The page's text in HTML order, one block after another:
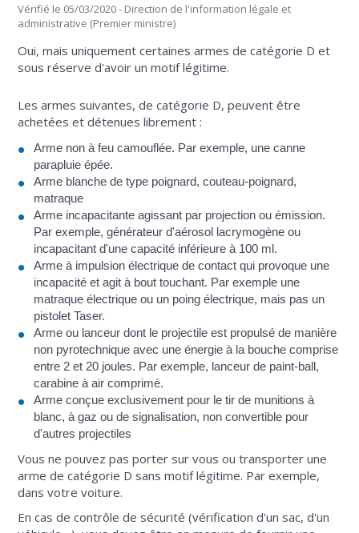
Vérifié le 05/03/2020 - Direction de l'information légale et
administrative (Premier ministre)
Oui, mais uniquement certaines armes de catégorie D et
sous réserve d'avoir un motif légitime.
Les armes suivantes, de catégorie D, peuvent être
achetées et détenues librement :
Arme non à feu camouflée. Par exemple, une canne
parapluie épée.
Arme blanche de type poignard, couteau-poignard,
matraque
Arme incapacitante agissant par projection ou émission.
Par exemple, générateur d'aérosol lacrymogène ou
incapacitant d'une capacité inférieure à 100 ml.
Arme à impulsion électrique de contact qui provoque une
incapacité et agit à bout touchant. Par exemple une
matraque électrique ou un poing électrique, mais pas un
pistolet Taser.
Arme ou lanceur dont le projectile est propulsé de manière
non pyrotechnique avec une énergie à la bouche comprise
entre 2 et 20 joules. Par exemple, lanceur de paint-ball,
carabine à air comprimé.
Arme conçue exclusivement pour le tir de munitions à
blanc, à gaz ou de signalisation, non convertible pour
d'autres projectiles
Vous ne pouvez pas porter sur vous ou transporter une
arme de catégorie D sans motif légitime. Par exemple,
dans votre voiture.
En cas de contrôle de sécurité (vérification d'un sac, d'un